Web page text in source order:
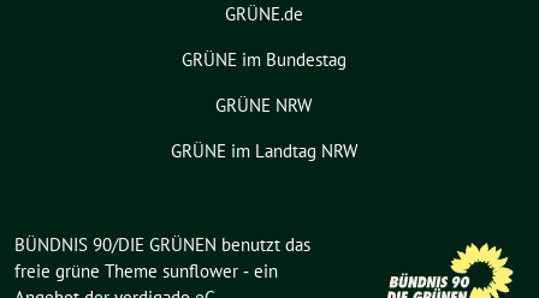
GRÜNE.de
GRÜNE im Bundestag
GRÜNE NRW
GRÜNE im Landtag NRW
BÜNDNIS 90/DIE GRÜNEN benutzt das
freie grüne Theme sunflower ‐ ein